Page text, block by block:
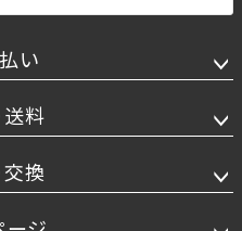
い
送料
交換